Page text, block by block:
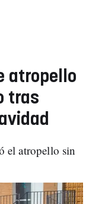
atropello
tras
el atropello sin